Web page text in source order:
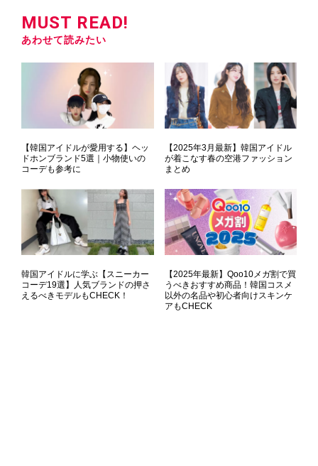
MUST READ!
あわせて読みたい
【韓国アイドルが愛用する】ヘッ
ドホンブランド5選｜小物使いの
コーデも参考に
【2025年3月最新】韓国アイドル
が着こなす春の空港ファッション
まとめ
韓国アイドルに学ぶ【スニーカー
コーデ19選】人気ブランドの押さ
えるべきモデルもCHECK！
【2025年最新】Qoo10メガ割で買
うべきおすすめ商品！韓国コスメ
以外の名品や初心者向けスキンケ
アもCHECK